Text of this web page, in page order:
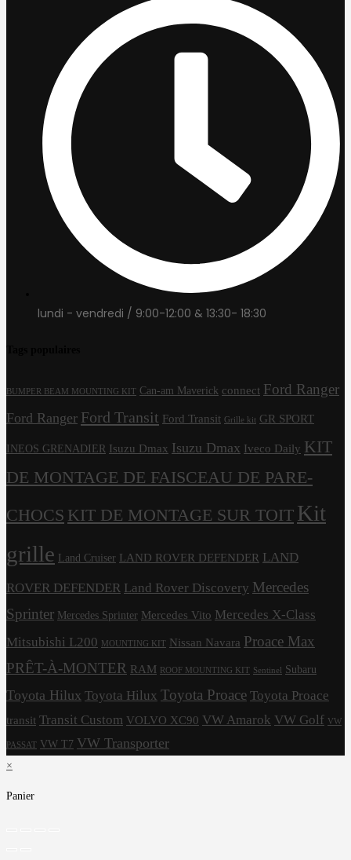
lundi - vendredi / 9:00-12:00 & 13:30- 18:30
BUMPER BEAM MOUNTING KIT Can-am Maverick connect Ford Ranger
Ford Ranger Ford Transit Ford Transit Grille kit GR SPORT
INEOS GRENADIER Isuzu Dmax Isuzu Dmax Iveco Daily KIT
DE MONTAGE DE FAISCEAU DE PARE-
CHOCS KIT DE MONTAGE SUR TOIT Kit
grille Land Cruiser LAND ROVER DEFENDER LAND
ROVER DEFENDER Land Rover Discovery Mercedes
Sprinter Mercedes Sprinter Mercedes Vito Mercedes X-Class
Mitsubishi L200
MOUNTING KIT Nissan Navara Proace Max
PRÊT-À-MONTER RAM ROOF MOUNTING KIT Sentinel Subaru
Toyota Hilux Toyota Hilux Toyota Proace Toyota Proace
transit Transit Custom VOLVO XC90 VW Amarok VW Golf VW
PASSAT VW T7 VW Transporter
×
Panier